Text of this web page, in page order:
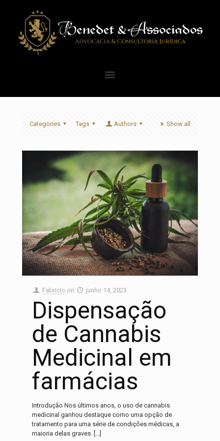
Categories Tags Authors Show all
Fabricio on junho 14, 2023
Dispensação
de Cannabis
Medicinal em
farmácias
Introdução Nos últimos anos, o uso de cannabis
medicinal ganhou destaque como uma opção de
tratamento para uma série de condições médicas, a
maioria delas graves. […]